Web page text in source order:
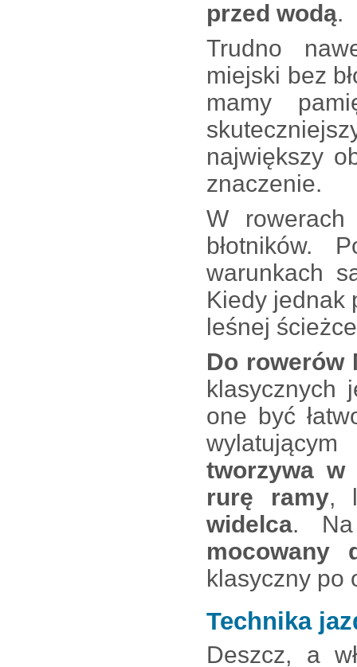
przed wodą.
Trudno
miejski bez
mamy
największy
znaczenie.
W
błotników.
warunkach
Kiedy jednak
leśnej
Do rowerów
klasycznych
one być
tworzywa w
rurę ramy,
widelca. Na
mocowany
klasyczny po
Technika
Deszcz, a